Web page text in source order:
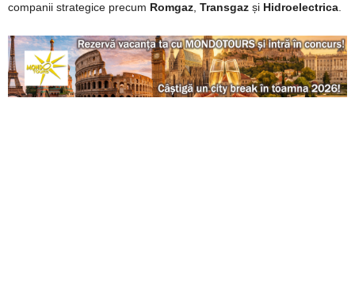
companii strategice precum Romgaz Transgaz și Hidroelectrica